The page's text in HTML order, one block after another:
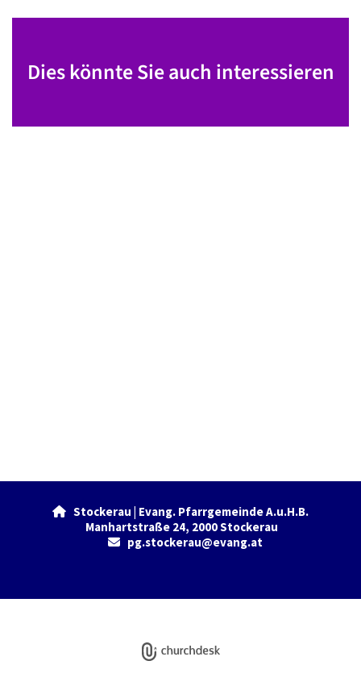
Dies könnte Sie auch interessieren
 Stockerau | Evang. Pfarrgemeinde A.u.H.B.
Manhartstraße 24, 2000 Stockerau
 pg.stockerau@evang.at